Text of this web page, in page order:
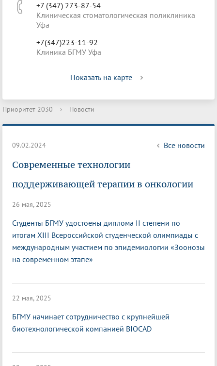
+7 (347) 273-87-54
Клиническая стоматологическая поликлиника
Уфа
+7(347)223-11-92
Клиника БГМУ Уфа
Показать на карте
Приоритет 2030 › Новости
09.02.2024 Все новости
Современные технологии
поддерживающей терапии в онкологии
26 мая, 2025
Студенты БГМУ удостоены диплома II степени по
итогам XIII Всероссийской студенческой олимпиады с
международным участием по эпидемиологии «Зоонозы
на современном этапе»
22 мая, 2025
БГМУ начинает сотрудничество с крупнейшей
биотехнологической компанией BIOCAD